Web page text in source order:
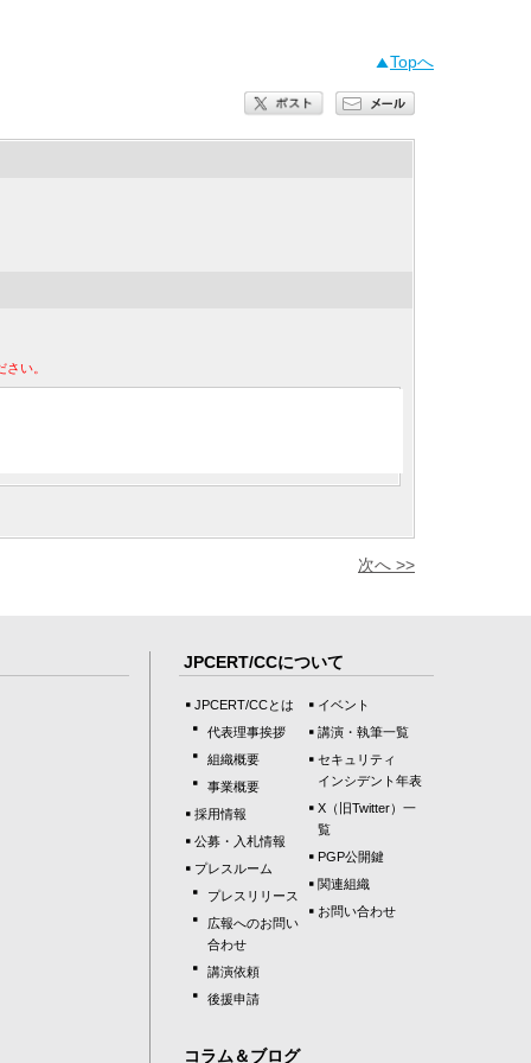
Topへ
さい。
次へ >>
JPCERT/CCについて
JPCERT/CCとは
代表理事挨拶
組織概要
事業概要
採用情報
公募・入札情報
プレスルーム
プレスリリース
広報へのお問い
合わせ
講演依頼
後援申請
イベント
講演・執筆一覧
セキュリティ
インシデント年表
X（旧Twitter）一
覧
PGP公開鍵
関連組織
お問い合わせ
コラム＆ブログ